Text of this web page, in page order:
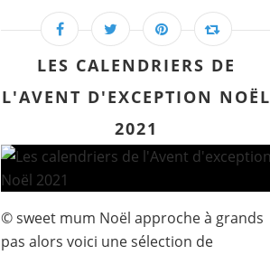
LES CALENDRIERS DE
L'AVENT D'EXCEPTION NOËL
2021
© sweet mum Noël approche à grands
pas alors voici une sélection de